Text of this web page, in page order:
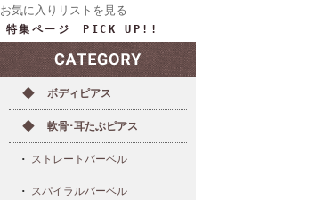
お気に入りリストを見る
特集ページ PICK UP!!
ボディピアス
軟骨･耳たぶピアス
ストレートバーベル
スパイラルバーベル